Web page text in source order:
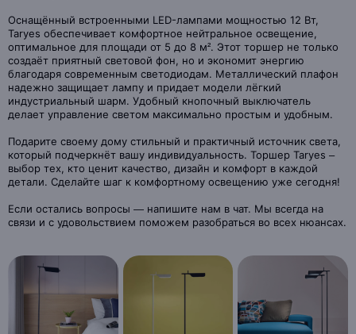
Оснащённый встроенными LED-лампами мощностью 12 Вт,
Taryes обеспечивает комфортное нейтральное освещение,
оптимальное для площади от 5 до 8 м². Этот торшер не только
создаёт приятный световой фон, но и экономит энергию
благодаря современным светодиодам. Металлический плафон
надежно защищает лампу и придает модели лёгкий
индустриальный шарм. Удобный кнопочный выключатель
делает управление светом максимально простым и удобным.
Подарите своему дому стильный и практичный источник света,
который подчеркнёт вашу индивидуальность. Торшер Taryes –
выбор тех, кто ценит качество, дизайн и комфорт в каждой
детали. Сделайте шаг к комфортному освещению уже сегодня!
Если остались вопросы — напишите нам в чат. Мы всегда на
связи и с удовольствием поможем разобраться во всех нюансах.